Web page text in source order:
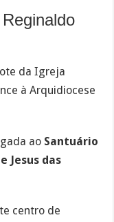
da Igreja
à Arquidiocese
ao Santuário
Jesus das
centro de